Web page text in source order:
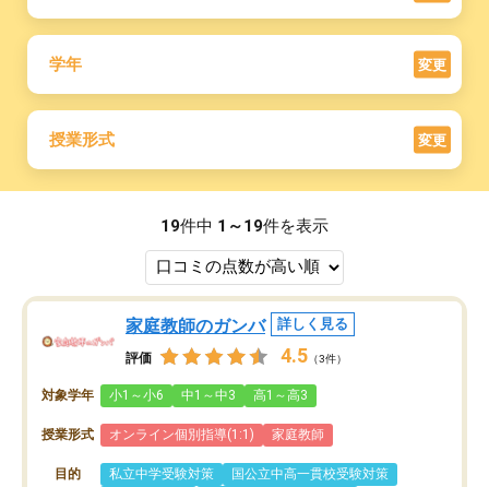
学年 変更
授業形式 変更
19件中 1～19件を表示
家庭教師のガンバ 詳しく見る
評価 4.5 （3件）
対象学年 小1～小6 中1～中3 高1～高3
授業形式 オンライン個別指導(1:1) 家庭教師
目的 私立中学受験対策
国公立中高一貫校受験対策